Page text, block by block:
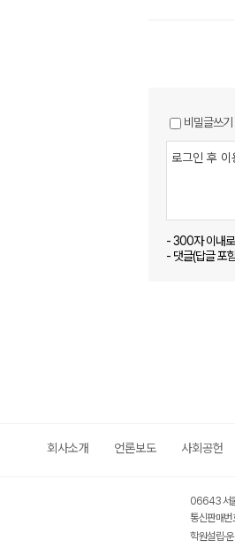
비밀글쓰기
- 300자 이내
- 댓글(답글 포
회사소개 언론보도 사회공헌
06643 서
통신판매
학원설립·